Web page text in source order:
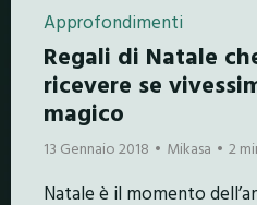
Approfondimenti
Regali di Natale
ricevere se
magico
13 Gennaio 2018 Mikasa 2
Natale è il momento